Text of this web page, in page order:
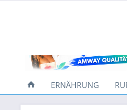
ERNÄHRUNG